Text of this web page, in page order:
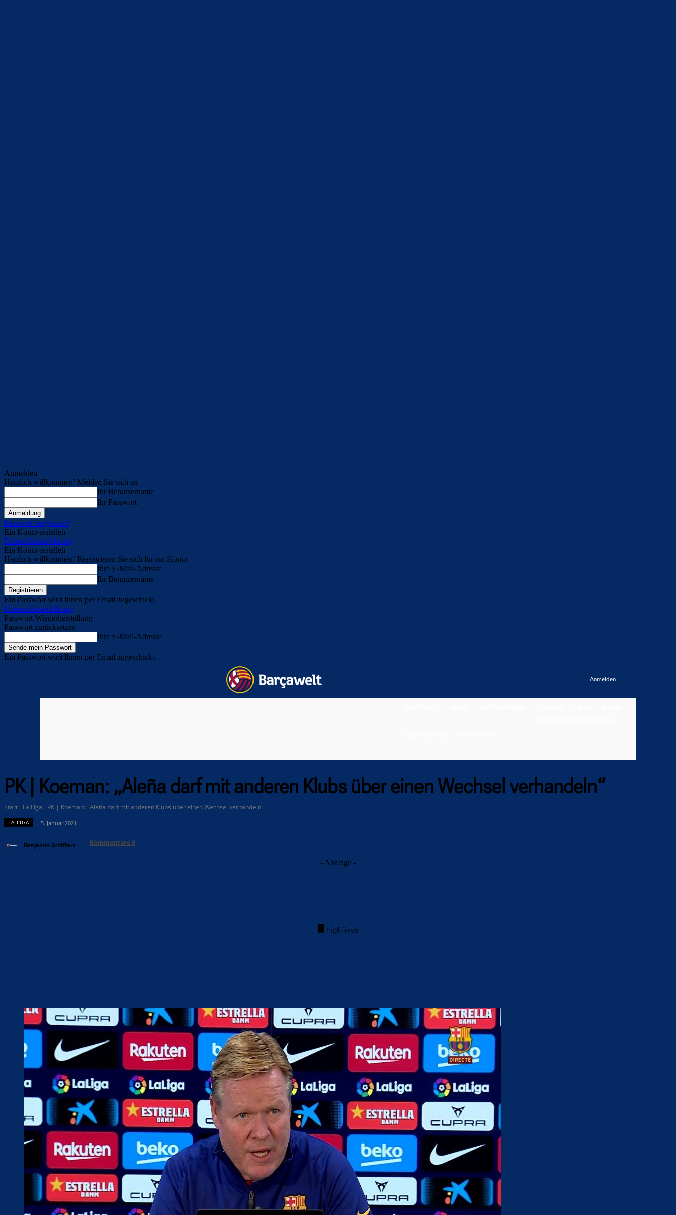
Anmelden
Herzlich willkommen! Melden Sie sich an
Ihr Benutzername
Ihr Passwort
Passwort vergessen?
Ein Konto erstellen
Datenschutzerklärung
Ein Konto erstellen
Herzlich willkommen! Registrieren Sie sich für ein Konto
Ihre E-Mail-Adresse
Ihr Benutzername
Ein Passwort wird Ihnen per Email zugeschickt.
Datenschutzerklärung
Passwort-Wiederherstellung
Passwort zurücksetzen
Ihre E-Mail-Adresse
Ein Passwort wird Ihnen per Email zugeschickt.
Anmelden
PK | Koeman: „Aleña darf mit anderen Klubs über einen Wechsel verhandeln“
Start La Liga PK | Koeman: "Aleña darf mit anderen Klubs über einen Wechsel verhandeln"
LA LIGA 5. Januar 2021
Benjamin Schiffers Kommentare0
- Anzeige -